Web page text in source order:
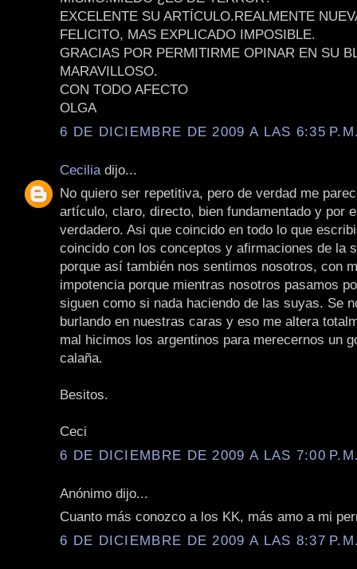
EXCELENTE SU ARTÍCULO.REALMENTE
FELICITO, MAS EXPLICADO IMPOSIBLE.
GRACIAS POR PERMITIRME OPINAR EN SU
MARAVILLOSO.
CON TODO AFECTO
OLGA
6 DE DICIEMBRE DE 2009 A LAS 6:35
Cecilia dijo...
No quiero ser repetitiva, pero de verdad me
artículo, claro, directo, bien fundamentado y por
verdadero. Asi que coincido en todo lo que
coincido con los conceptos y afirmaciones de la
porque así también nos sentimos nosotros, con
impotencia porque mientras nosotros pasamos
siguen como si nada haciendo de las suyas. Se
burlando en nuestras caras y eso me altera
mal hicimos los argentinos para merecernos un
calaña.
Besitos.
Ceci
6 DE DICIEMBRE DE 2009 A LAS 7:00
Anónimo dijo...
Cuanto más conozco a los KK, más amo a mi
6 DE DICIEMBRE DE 2009 A LAS 8:37